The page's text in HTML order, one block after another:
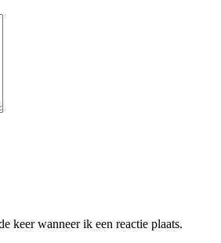
keer wanneer ik een reactie plaats.